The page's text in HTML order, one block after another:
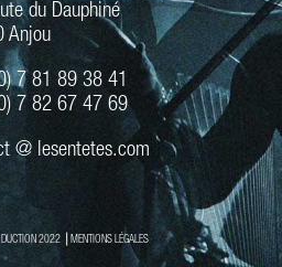
du Dauphiné
Anjou
7 81 89 38 41
7 82 67 47 69
@ lesentetes.com
2022 ⎟MENTIONS LÉGALES